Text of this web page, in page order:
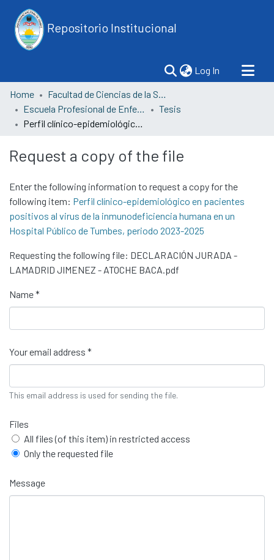
Repositorio Institucional
Log In (current)
Home
Facultad de Ciencias de la Salud
Escuela Profesional de Enfermería
Tesis
Perfil clínico-epidemiológico en pacientes positivos al virus de la inmunodeficiencia humana en un Hospital Público de Tumbes, periodo 2023-2025
Request a copy of the file
Enter the following information to request a copy for the
following item: Perfil clínico-epidemiológico en pacientes
positivos al virus de la inmunodeficiencia humana en un
Hospital Público de Tumbes, periodo 2023-2025
Requesting the following file: DECLARACIÓN JURADA -
LAMADRID JIMENEZ - ATOCHE BACA.pdf
Name *
Your email address *
This email address is used for sending the file.
Files
All files (of this item) in restricted access
Only the requested file
Message